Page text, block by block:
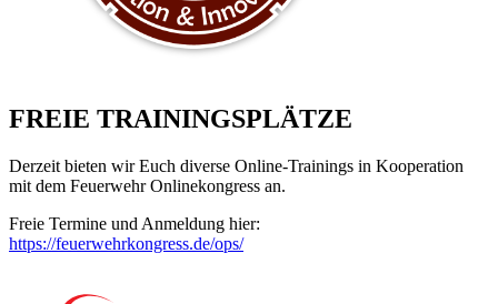
FREIE TRAININGSPLÄTZE
Derzeit bieten wir Euch diverse Online-Trainings in Kooperation
mit dem Feuerwehr Onlinekongress an.
Freie Termine und Anmeldung hier:
https://feuerwehrkongress.de/ops/